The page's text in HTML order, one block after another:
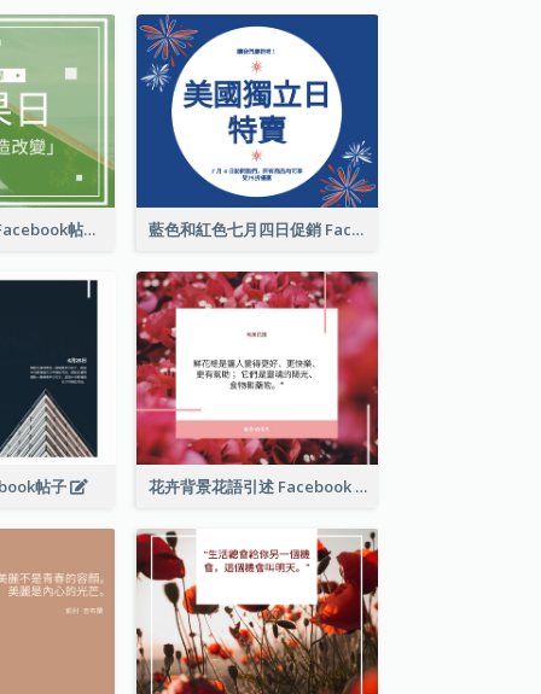
國際水果日推廣Facebook帖子 藍色和紅色七月四日促銷 Facebook 帖子
帖子 花卉背景花語引述 Facebook 帖子